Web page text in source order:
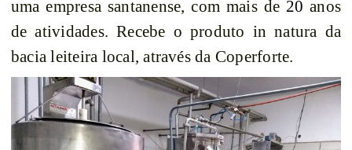
uma empresa santanense, com mais de 20 anos
de atividades. Recebe o produto in natura da
bacia leiteira local, através da Coperforte.